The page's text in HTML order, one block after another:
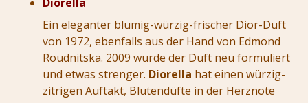
Ein eleganter blumig-würzig-frischer Dior-Duft
von 1972, ebenfalls aus der Hand von Edmond
Roudnitska. 2009 wurde der Duft neu formuliert
und etwas strenger. Diorella hat einen würzig-
zitrigen Auftakt, Blütendüfte in der Herznote